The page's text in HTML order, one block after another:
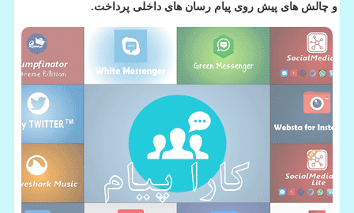
و چالش های پیش روی پیام رسان های داخلی پرداخت.